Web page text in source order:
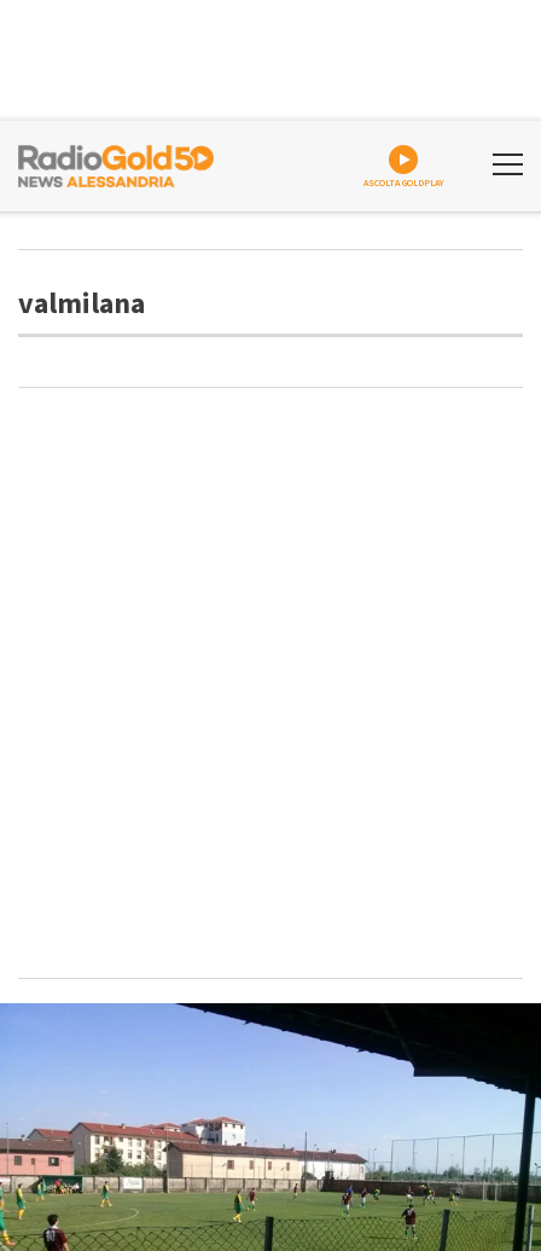
ASCOLTA GOLDPLAY
valmilana